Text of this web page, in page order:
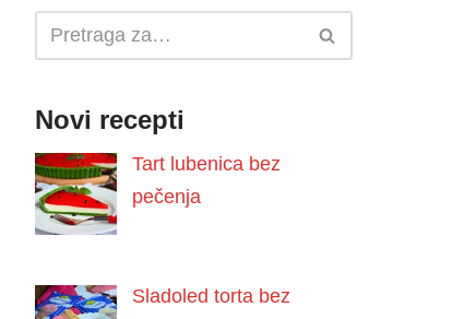
Novi recepti
Tart lubenica bez
pečenja
Sladoled torta bez